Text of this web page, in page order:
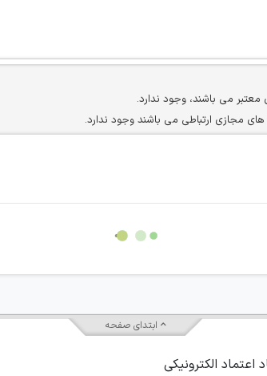
معتبر می باشند، وجود ندارد.
می باشد.
چه فردی توسط کاربران سایت وجود ندارد.
ابتدای صفحه
اعتماد الکترونیکی